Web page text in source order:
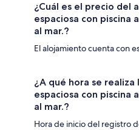
¿Cuál es el precio del
espaciosa con piscina
al mar.?
El alojamiento cuenta con
¿A qué hora se
espaciosa con piscina
al mar.?
Hora de inicio del registro